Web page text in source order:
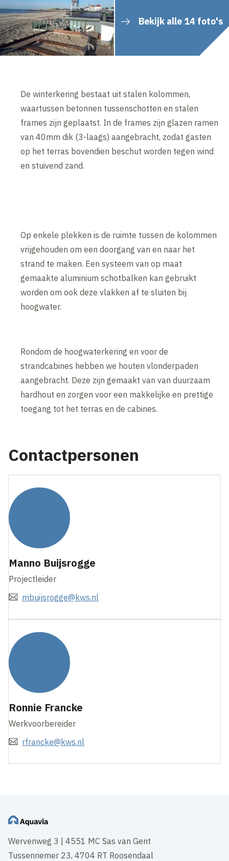
Bekijk alle 14 foto's
De winterkering bestaat uit stalen kolommen,
waartussen betonnen tussenschotten en stalen
frames zijn geplaatst. In de frames zijn glazen ramen
van 40mm dik (3-laags) aangebracht, zodat gasten
op het terras bovendien beschut worden tegen wind
en stuivend zand.
Op enkele plekken is de ruimte tussen de kolommen
vrijgehouden om een doorgang van en naar het
strand te maken. Een systeem van op maat
gemaakte aluminium schotbalken kan gebruikt
worden om ook deze vlakken af te sluiten bij
hoogwater.
Rondom de hoogwaterkering en voor de
strandcabines hebben we houten vlonderpaden
aangebracht. Deze zijn gemaakt van van duurzaam
hardhout en zorgen voor een makkelijke en prettige
toegang tot het terras en de cabines.
Contactpersonen
Manno Buijsrogge
Projectleider
mbuijsrogge@kws.nl
Ronnie Francke
Werkvoorbereider
rfrancke@kws.nl
Wervenweg 3 | 4551 MC Sas van Gent
Tussenriemer 23, 4704 RT Roosendaal